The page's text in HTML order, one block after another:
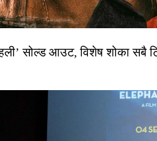
सोल्ड आउट, विशेष शोका सबै